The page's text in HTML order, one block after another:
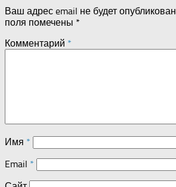
Ваш адрес email не будет опубликован.
поля помечены *
Комментарий *
Имя *
Email *